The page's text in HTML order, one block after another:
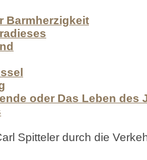
Barmherzigkeit
oder Das Leben des
Spitteler durch die